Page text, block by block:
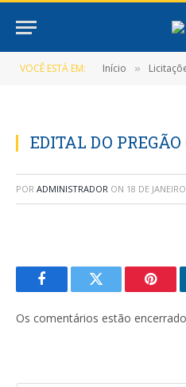
VOCÊ ESTÁ EM: Início »
EDITAL DO
POR ADMINISTRADOR ON 18 DE
FacebookTwitter
Os comentários estão